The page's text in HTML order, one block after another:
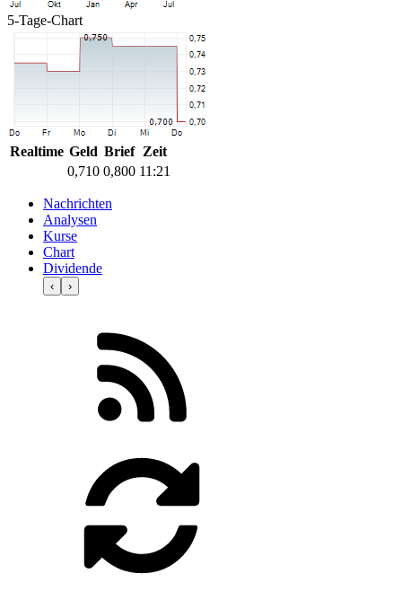
5-Tage-Chart
Realtime Geld Brief Zeit
0,710 0,800 11:21
Nachrichten
Analysen
Kurse
Chart
Dividende
‹ ›